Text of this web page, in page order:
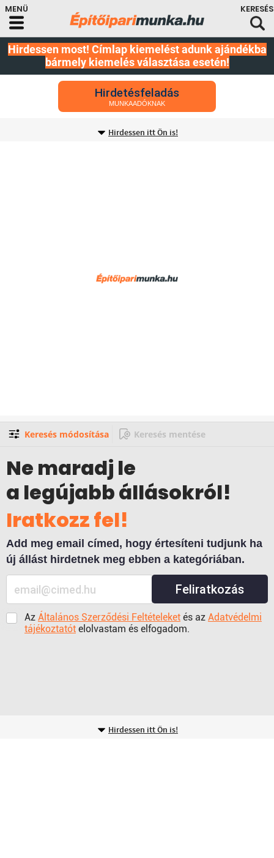
Hirdessen most! Címlap kiemelést adunk ajándékba
bármely kiemelés választása esetén!
Hirdetésfeladás
MUNKAADÓKNAK
Hirdessen itt Ön is!
Keresés módosítása Keresés mentése
Ne maradj le
a legújabb állásokról!
Iratkozz fel!
Add meg email címed, hogy értesíteni tudjunk ha
új állást hirdetnek meg ebben a kategóriában.
Feliratkozás
Az Általános Szerződési Feltételeket és az Adatvédelmi
tájékoztatót elolvastam és elfogadom.
Hirdessen itt Ön is!